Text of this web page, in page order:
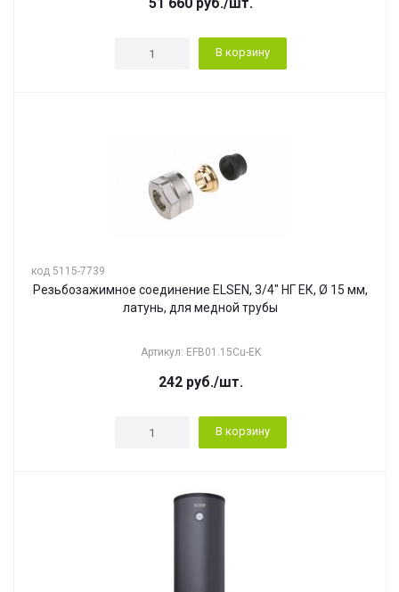
В корзину
код 5115-7739
Резьбозажимное соединение ELSEN, 3/4" НГ ЕК, Ø 15 мм,
латунь, для медной трубы
Артикул: EFB01.15Cu-EK
242руб./шт.
В корзину